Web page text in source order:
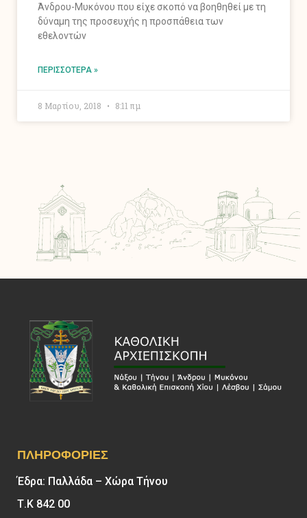
Άνδρου-Μυκόνου που είχε σκοπό να βοηθηθεί με τη
δύναμη της προσευχής η προσπάθεια των
εθελοντών
ΠΕΡΙΣΣΌΤΕΡΑ »
8 Μαρτίου, 2018 8:11 πμ
ΠΛΗΡΟΦΟΡΊΕΣ
Έδρα: Παλλάδα – Χώρα Τήνου
Τ.Κ 842 00